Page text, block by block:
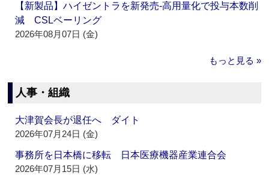
【新製品】ハイゼントラを新発売‐高用量化で投与本数削
減 CSLベーリング
2026年08月07日 (金)
もっと見る »
人事・組織
大津賀会長が退任へ ダイト
2026年07月24日 (金)
事務所を日本橋に移転 日本医療機器産業連合会
2026年07月15日 (水)